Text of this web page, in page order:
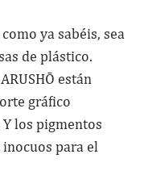
ya sabéis, sea
de plástico.
están
gráfico
los pigmentos
para el